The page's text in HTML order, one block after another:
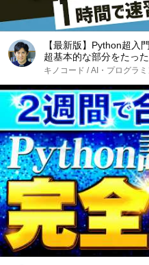
【最新版】Python超入
超基本的な部分をたっ
ミング初心者向け入門
キノコード / AI・プログラ